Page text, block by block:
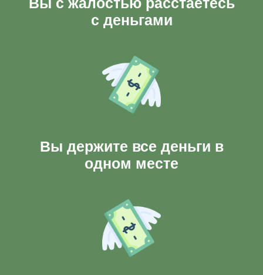
с деньгами
Вы держите все деньги в
одном месте